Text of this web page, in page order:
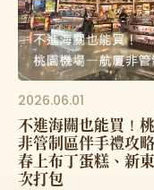
2026.06.01
不進海關也能買！
非管制區伴手禮攻
春上布丁蛋糕、新
次打包